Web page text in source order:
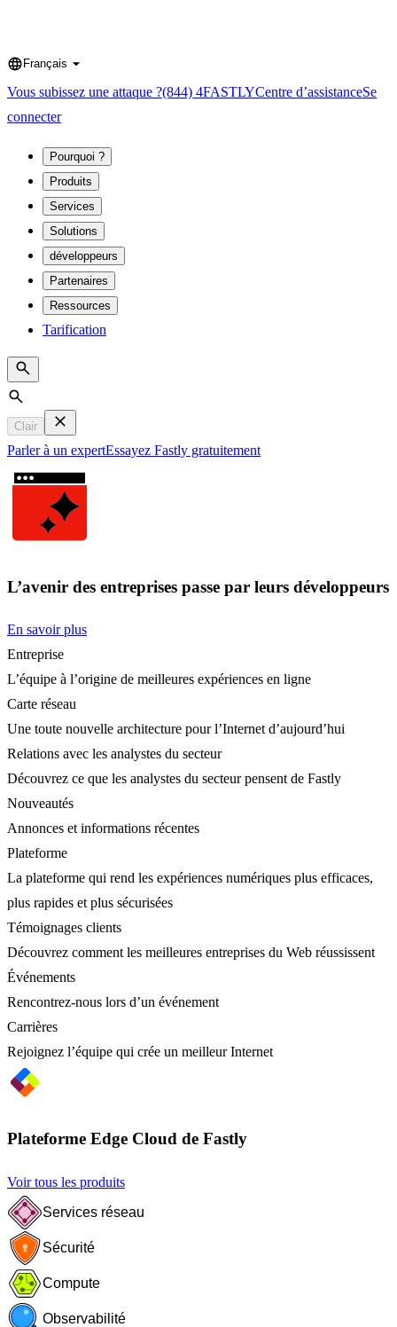
Language
Français
Vous subissez une attaque ?(844) 4FASTLYCentre d’assistanceSe
connecter
Pourquoi ?
Produits
Services
Solutions
développeurs
Partenaires
Ressources
Tarification
Search
Clair
Parler à un expertEssayez Fastly gratuitement
L’avenir des entreprises passe par leurs développeurs
En savoir plus
Entreprise
L’équipe à l’origine de meilleures expériences en ligne
Carte réseau
Une toute nouvelle architecture pour l’Internet d’aujourd’hui
Relations avec les analystes du secteur
Découvrez ce que les analystes du secteur pensent de Fastly
Nouveautés
Annonces et informations récentes
Plateforme
La plateforme qui rend les expériences numériques plus efficaces,
plus rapides et plus sécurisées
Témoignages clients
Découvrez comment les meilleures entreprises du Web réussissent
Événements
Rencontrez-nous lors d’un événement
Carrières
Rejoignez l’équipe qui crée un meilleur Internet
Plateforme Edge Cloud de Fastly
Voir tous les produits
Services réseau
Sécurité
Compute
Observabilité